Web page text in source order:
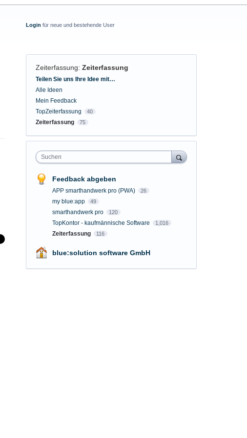
Login für neue und bestehende User
Zeiterfassung: Zeiterfassung
Kategorien
Teilen Sie uns Ihre Idee mit…
Alle Ideen
Mein Feedback
TopZeiterfassung
40
Zeiterfassung 75
Suchen
Feedback abgeben
APP smarthandwerk pro (PWA) 26
my blue:app 49
smarthandwerk pro 120
TopKontor - kaufmännische Software 1,016
Zeiterfassung 116
blue:solution software GmbH